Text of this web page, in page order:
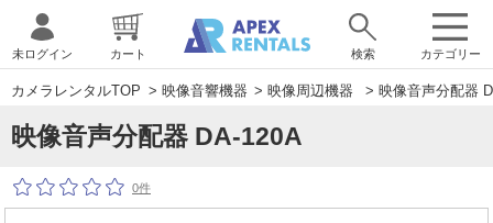
カテゴリー
未ログイン カート 検索
カメラレンタルTOP > 映像音響機器 > 映像周辺機器 > 映像音声分配器
映像音声分配器 DA-120A
0件